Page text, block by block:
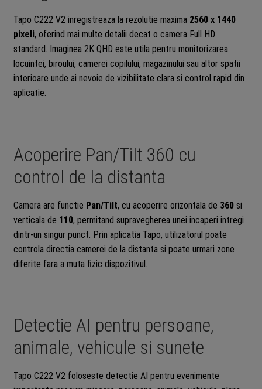
Tapo C222 V2 inregistreaza la rezolutie maxima 2560 x 1440
pixeli, oferind mai multe detalii decat o camera Full HD
standard. Imaginea 2K QHD este utila pentru monitorizarea
locuintei, biroului, camerei copilului, magazinului sau altor spatii
interioare unde ai nevoie de vizibilitate clara si control rapid din
aplicatie.
Acoperire Pan/Tilt 360 cu
control de la distanta
Camera are functie Pan/Tilt, cu acoperire orizontala de 360si
verticala de 110, permitand supravegherea unei incaperi intregi
dintr-un singur punct. Prin aplicatia Tapo, utilizatorul poate
controla directia camerei de la distanta si poate urmari zone
diferite fara a muta fizic dispozitivul.
Detectie AI pentru persoane,
animale, vehicule si sunete
Tapo C222 V2 foloseste detectie AI pentru evenimente